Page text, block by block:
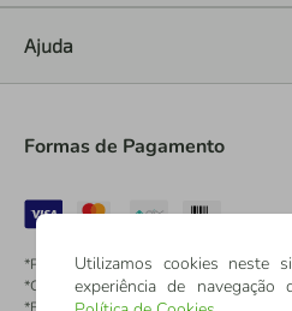
Ajuda
Formas de Pagamento
*Pontos dos Cartões Sicredi
*Cartões Sicredi
Utilizamos cookies neste
experiência de